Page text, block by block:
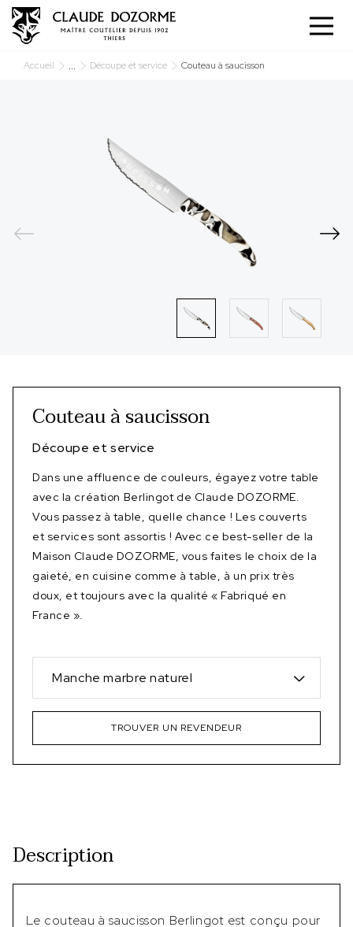
Accueil ... Découpe et service Couteau à saucisson
Couteau à saucisson
Découpe et service
Dans une affluence de couleurs, égayez votre table
avec la création Berlingot de Claude DOZORME.
Vous passez à table, quelle chance ! Les couverts
et services sont assortis ! Avec ce best-seller de la
Maison Claude DOZORME, vous faites le choix de la
gaieté, en cuisine comme à table, à un prix très
doux, et toujours avec la qualité « Fabriqué en
France ».
Manche marbre naturel
TROUVER UN REVENDEUR
Description
Le couteau à saucisson Berlingot est conçu pour
Cookies management panel